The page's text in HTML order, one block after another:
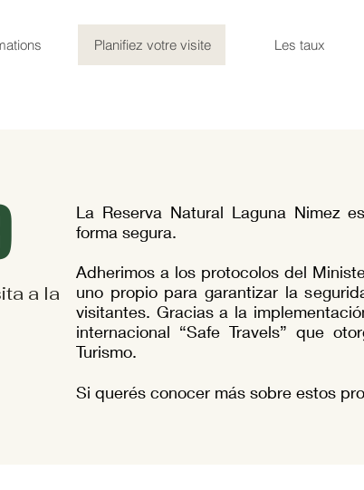
Planifiez votre visite Les taux
a la
La Reserva Natural Laguna Nimez
forma segura.
Adherimos a los protocolos del
uno propio para garantizar la
visitantes. Gracias a la
internacional “Safe Travels” que
Turismo.
Si querés conocer más sobre estos